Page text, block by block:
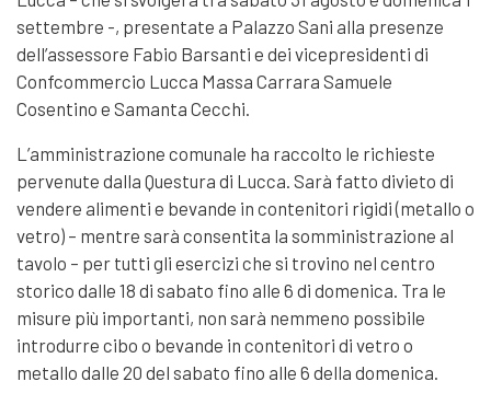
settembre -, presentate a Palazzo Sani alla presenze
dell’assessore Fabio Barsanti e dei vicepresidenti di
Confcommercio Lucca Massa Carrara Samuele
Cosentino e Samanta Cecchi.
L’amministrazione comunale ha raccolto le richieste
pervenute dalla Questura di Lucca. Sarà fatto divieto di
vendere alimenti e bevande in contenitori rigidi (metallo o
vetro) – mentre sarà consentita la somministrazione al
tavolo – per tutti gli esercizi che si trovino nel centro
storico dalle 18 di sabato fino alle 6 di domenica. Tra le
misure più importanti, non sarà nemmeno possibile
introdurre cibo o bevande in contenitori di vetro o
metallo dalle 20 del sabato fino alle 6 della domenica.